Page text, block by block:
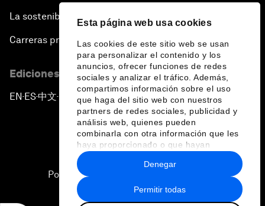
Esta página web usa cookies
Las cookies de este sitio web se usan
para personalizar el contenido y los
anuncios, ofrecer funciones de redes
sociales y analizar el tráfico. Además,
compartimos información sobre el uso
que haga del sitio web con nuestros
partners de redes sociales, publicidad y
análisis web, quienes pueden
combinarla con otra información que les
haya proporcionado o que hayan
recopilado a partir del uso que haya
hecho de sus servicios.
Permitir todas
Denegar
La sostenibilidad en el Foro
Carreras profesionales
Ediciones en otros idiomas
EN ▪ES▪中文▪ 日本語
Política de privacidad y normas de uso
Sitemap